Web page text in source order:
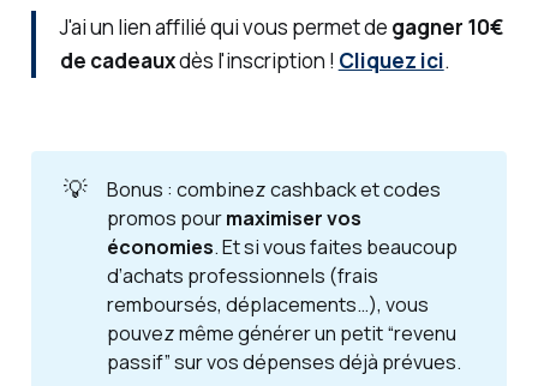
J'ai un lien affilié qui vous permet de gagner 10€
de cadeauxdès l'inscription ! Cliquez ici.
💡
Bonus : combinez cashback et codes
promos pourmaximiser vos
économies. Et si vous faites beaucoup
d’achats professionnels (frais
remboursés, déplacements…), vous
pouvez même générer un petit “revenu
passif” sur vos dépenses déjà prévues.